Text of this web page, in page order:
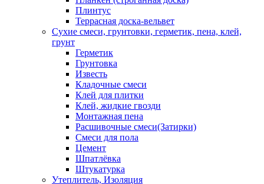
Плинтус
Террасная доска-вельвет
Сухие смеси, грунтовки, герметик, пена, клей,
грунт
Герметик
Грунтовка
Известь
Кладочные смеси
Клей для плитки
Клей, жидкие гвозди
Монтажная пена
Расшивочные смеси(Затирки)
Смеси для пола
Цемент
Шпатлёвка
Штукатурка
Утеплитель, Изоляция